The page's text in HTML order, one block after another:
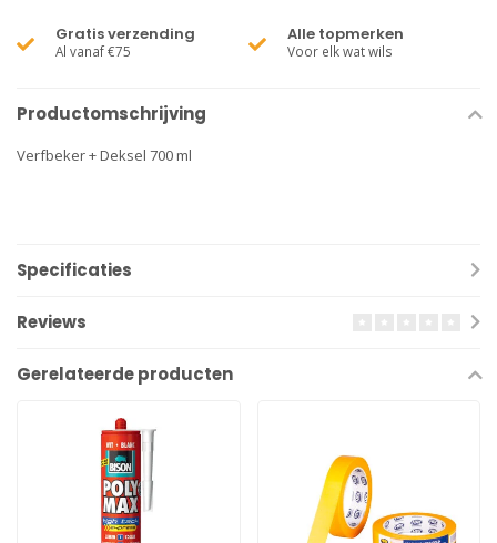
Gratis verzending
Al vanaf €75
Alle topmerken
Voor elk wat wils
Productomschrijving
Verfbeker + Deksel 700 ml
Specificaties
Reviews
Gerelateerde producten